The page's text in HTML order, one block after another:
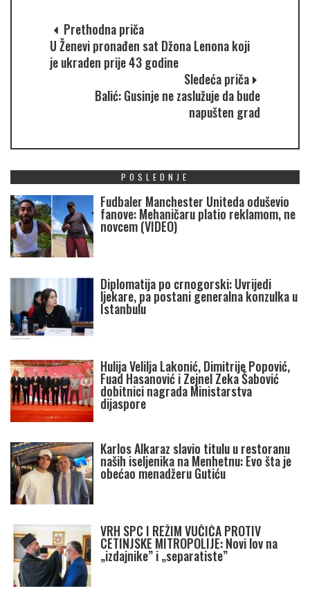
Prethodna priča
U Ženevi pronađen sat Džona Lenona koji
je ukraden prije 43 godine
Sledeća priča
Balić: Gusinje ne zaslužuje da bude
napušten grad
POSLEDNJE
Fudbaler Manchester Uniteda oduševio
fanove: Mehaničaru platio reklamom, ne
novcem (VIDEO)
Diplomatija po crnogorski: Uvrijedi
ljekare, pa postani generalna konzulka u
Istanbulu
Hulija Velilja Lakonić, Dimitrije Popović,
Fuad Hasanović i Zejnel Zeka Šabović
dobitnici nagrada Ministarstva
dijaspore
Karlos Alkaraz slavio titulu u restoranu
naših iseljenika na Menhetnu: Evo šta je
obećao menadžeru Gutiću
VRH SPC I REŽIM VUČIĆA PROTIV
CETINJSKE MITROPOLIJE: Novi lov na
„izdajnike” i „separatiste”